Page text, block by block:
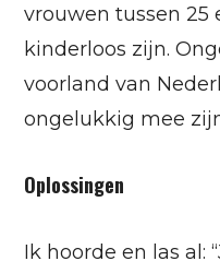
vrouwen tussen 25
kinderloos zijn.
voorland van
ongelukkig mee
Oplossingen
Ik hoorde en las al: